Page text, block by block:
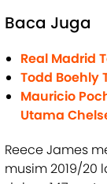
Baca Juga
Real Madrid
Todd Boehly
Mauricio
Utama
Reece James
musim 2019/20